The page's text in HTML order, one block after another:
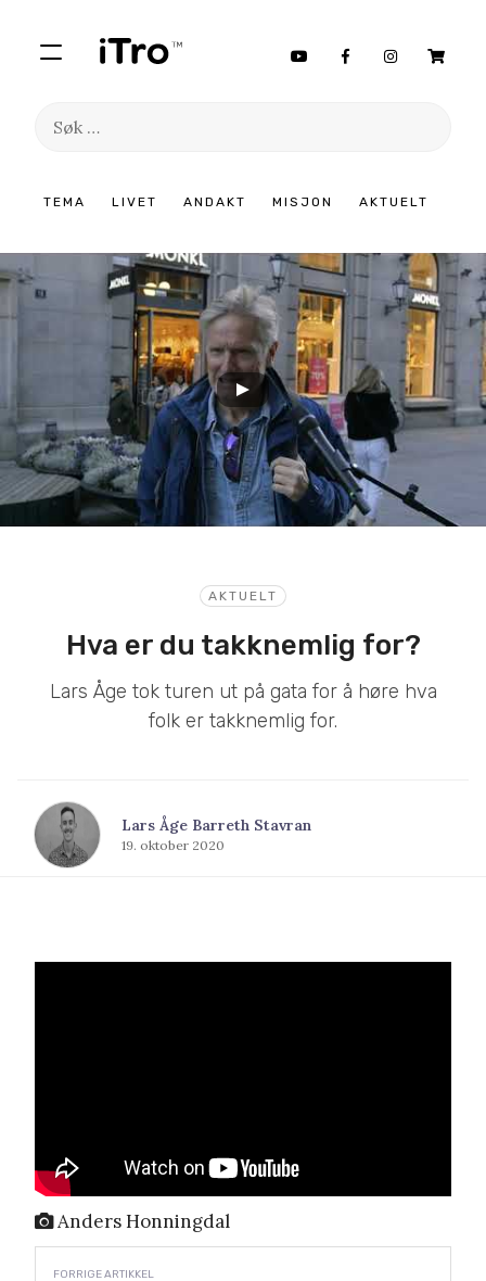
TEMA LIVET ANDAKT MISJON AKTUELT
Søk
innhold
AKTUELT
Hva er du takknemlig for?
Lars Åge tok turen ut på gata for å høre hva
folk er takknemlig for.
Lars Åge Barreth Stavran
19. oktober 2020
Anders Honningdal